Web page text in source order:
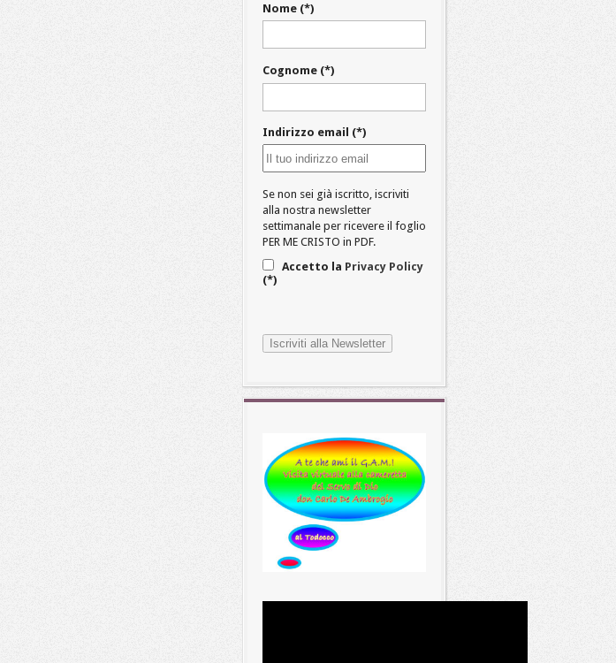
Nome (*)
Cognome (*)
Indirizzo email (*)
Se non sei già iscritto, iscriviti
alla nostra newsletter
settimanale per ricevere il foglio
PER ME CRISTO in PDF.
Accetto la Privacy Policy
(*)